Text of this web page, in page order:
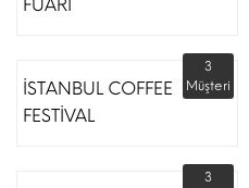
FUARI
İSTANBUL COFFEE
FESTİVAL
3
Müşteri
3